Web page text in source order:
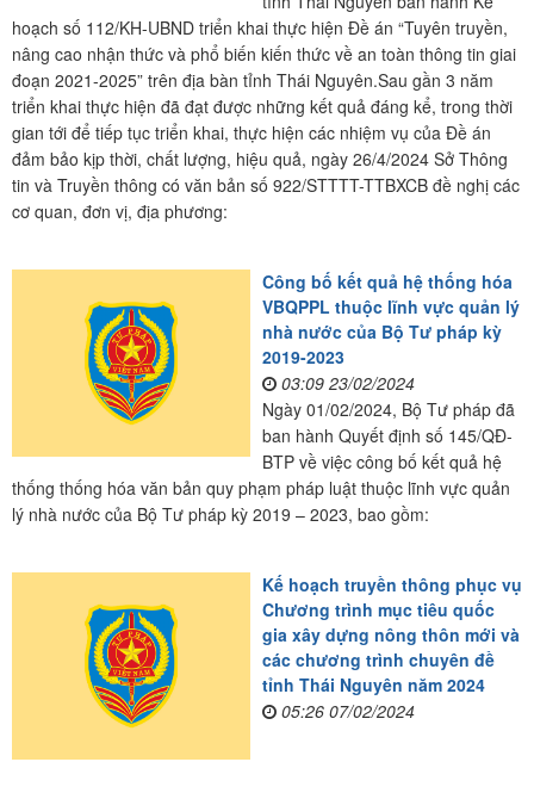
hoạch số 112/KH-UBND triển khai thực hiện Đề án “Tuyên truyền,
nâng cao nhận thức và phổ biến kiến thức về an toàn thông tin giai
đoạn 2021-2025” trên địa bàn tỉnh Thái Nguyên.Sau gần 3 năm
triển khai thực hiện đã đạt được những kết quả đáng kể, trong thời
gian tới để tiếp tục triển khai, thực hiện các nhiệm vụ của Đề án
đảm bảo kịp thời, chất lượng, hiệu quả, ngày 26/4/2024 Sở Thông
tin và Truyền thông có văn bản số 922/STTTT-TTBXCB đề nghị các
cơ quan, đơn vị, địa phương:
Công bố kết quả hệ thống hóa
VBQPPL thuộc lĩnh vực quản lý
nhà nước của Bộ Tư pháp kỳ
2019-2023
03:09 23/02/2024
Ngày 01/02/2024, Bộ Tư pháp đã
ban hành Quyết định số 145/QĐ-
BTP về việc công bố kết quả hệ
thống thống hóa văn bản quy phạm pháp luật thuộc lĩnh vực quản
lý nhà nước của Bộ Tư pháp kỳ 2019 – 2023, bao gồm:
Kế hoạch truyền thông phục vụ
Chương trình mục tiêu quốc
gia xây dựng nông thôn mới và
các chương trình chuyên đề
tỉnh Thái Nguyên năm 2024
05:26 07/02/2024